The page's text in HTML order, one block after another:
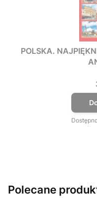
POLSKA.
Polecane